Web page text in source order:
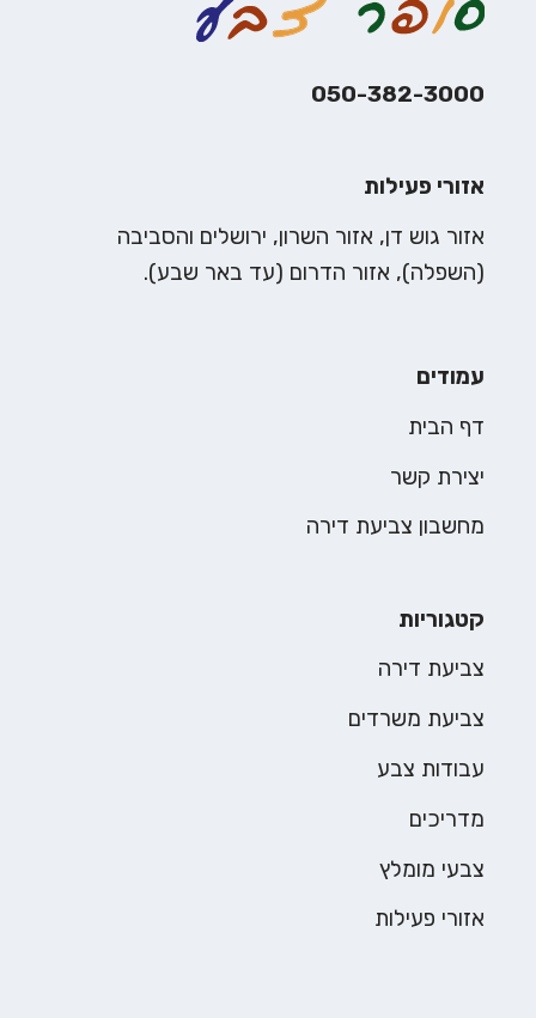
050-382-3000
אזורי פעילות
אזור גוש דן, אזור השרון, ירושלים והסביבה
(השפלה), אזור הדרום (עד באר שבע).
עמודים
דף הבית
יצירת קשר
מחשבון צביעת דירה
קטגוריות
צביעת דירה
צביעת משרדים
עבודות צבע
מדריכים
צבעי מומלץ
אזורי פעילות